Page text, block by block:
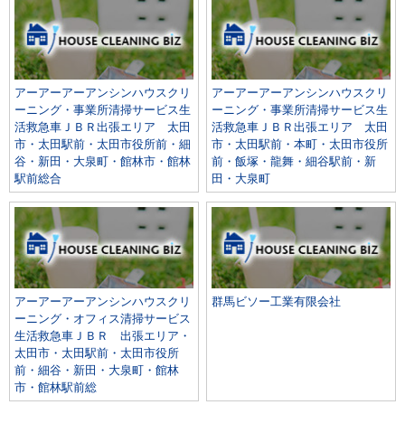
アーアーアーアンシンハウスクリ
ーニング・事業所清掃サービス生
活救急車ＪＢＲ出張エリア 太田
市・太田駅前・太田市役所前・細
谷・新田・大泉町・館林市・館林
駅前総合
アーアーアーアンシンハウスクリ
ーニング・事業所清掃サービス生
活救急車ＪＢＲ出張エリア 太田
市・太田駅前・本町・太田市役所
前・飯塚・龍舞・細谷駅前・新
田・大泉町
アーアーアーアンシンハウスクリ
ーニング・オフィス清掃サービス
生活救急車ＪＢＲ 出張エリア・
太田市・太田駅前・太田市役所
前・細谷・新田・大泉町・館林
市・館林駅前総
群馬ビソー工業有限会社